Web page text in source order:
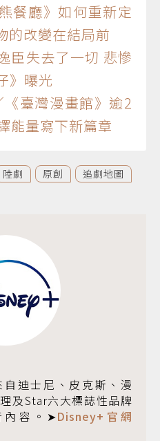
餐廳》如何重新定
的改變在結局前
失去了一切 悲慘
》曝光
臺灣漫畫館》逾2
能量寫下新篇章
陸劇 原創 追劇地圖
迪士尼、皮克斯、漫
及Star六大標誌性品牌
內容。➤Disney+官網